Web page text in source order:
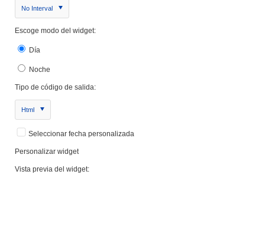
No Interval
Escoge modo del widget:
Día
Noche
Tipo de código de salida:
Html
Seleccionar fecha personalizada
Personalizar widget
Vista previa del widget: